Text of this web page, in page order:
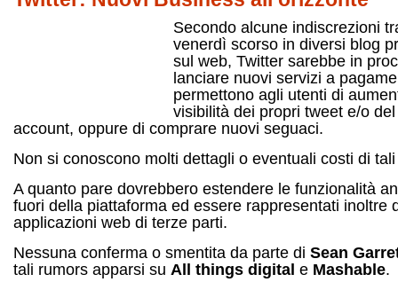
Secondo alcune indiscrezioni
venerdì scorso in diversi blog
sul web, Twitter sarebbe in
lanciare nuovi servizi a
permettono agli utenti di
visibilità dei propri tweet e/o
account, oppure di comprare nuovi seguaci.
Non si conoscono molti dettagli o eventuali costi di
A quanto pare dovrebbero estendere le funzionalità
fuori della piattaforma ed essere rappresentati inoltre
applicazioni web di terze parti.
Nessuna conferma o smentita da parte di Sean
tali rumors apparsi su All things digital e Mashable.